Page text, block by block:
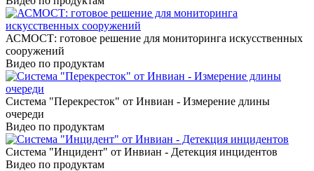
АСМОСТ: готовое решение для мониторинга искусственных
сооружений
Видео по продуктам
Система "Перекресток" от Инвиан - Измерение длины
очереди
Видео по продуктам
Система "Инцидент" от Инвиан - Детекция инцидентов
Видео по продуктам